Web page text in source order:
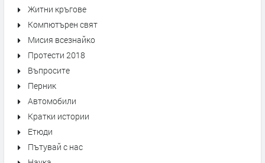
Житни кръгове
Компютърен свят
Мисия всезнайко
Протести 2018
Въпросите
Перник
Автомобили
Кратки истории
Етюди
Пътувай с нас